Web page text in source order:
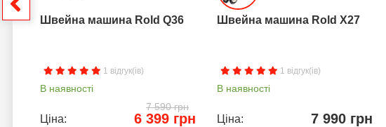
Швейна машина Rold Q36
1 відгук(ів)
В наявності
7 590 грн
Ціна: 6 399 грн
Швейна машина Rold X27
1 відгук(ів)
В наявності
Ціна: 7 990 грн